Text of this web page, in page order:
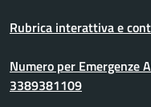
Rubrica interattiva e
Numero per Emergenze
3389381109